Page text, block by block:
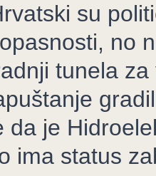
su
no
tunela
da je
ima status